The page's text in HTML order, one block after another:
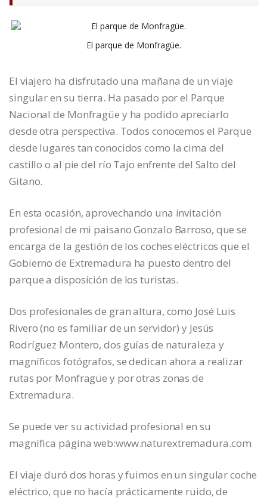
El parque de Monfragüe.
El viajero ha disfrutado una mañana de un viaje
singular en su tierra. Ha pasado por el Parque
Nacional de Monfragüe y ha podido apreciarlo
desde otra perspectiva. Todos conocemos el Parque
desde lugares tan conocidos como la cima del
castillo o al pie del río Tajo enfrente del Salto del
Gitano.
En esta ocasión, aprovechando una invitación
profesional de mi paisano Gonzalo Barroso, que se
encarga de la gestión de los coches eléctricos que el
Gobierno de Extremadura ha puesto dentro del
parque a disposición de los turistas.
Dos profesionales de gran altura, como José Luis
Rivero (no es familiar de un servidor) y Jesús
Rodríguez Montero, dos guías de naturaleza y
magníficos fotógrafos, se dedican ahora a realizar
rutas por Monfragüe y por otras zonas de
Extremadura.
Se puede ver su actividad profesional en su
magnífica página web:www.naturextremadura.com
El viaje duró dos horas y fuimos en un singular coche
eléctrico, que no hacía prácticamente ruido, de